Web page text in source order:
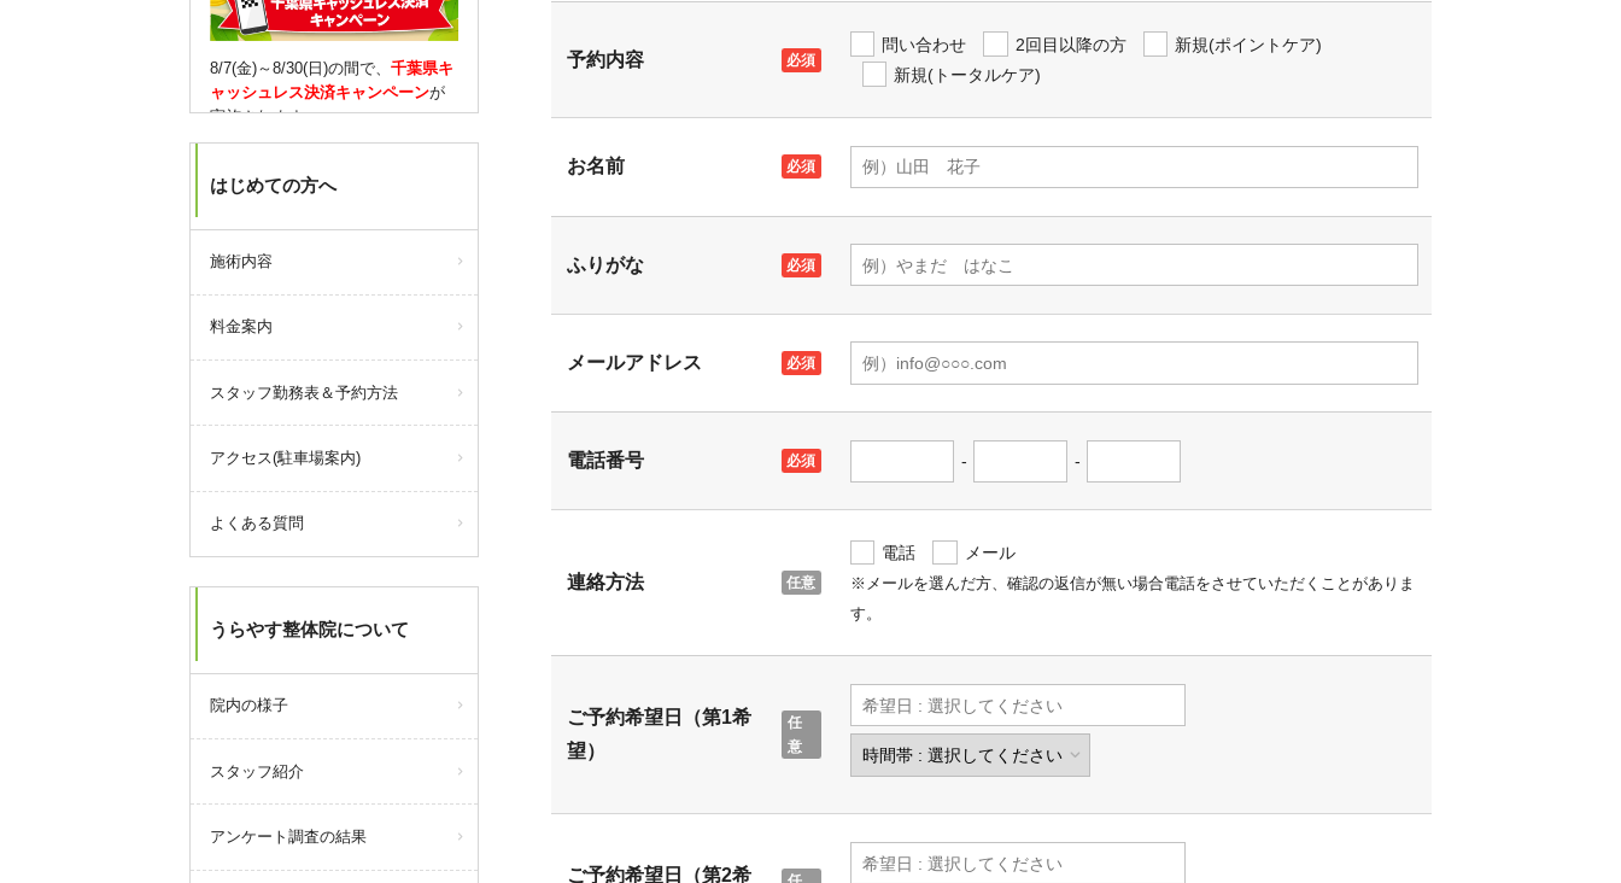
予約内容
問い合わせ 2回目以降の方
新規(ポイントケア)
新規(トータルケア)
お名前
ふりがな
メールアドレス
電話番号 - -
連絡方法
電話 メール
※メールを選んだ方、確認の返信が無い場合電話をさせていただくことがありま
す。
ご予約希望日（第1希
望）
ご予約希望日（第2希
8/7(金)～8/30(日)の間で、 千葉県キ
ャッシュレス決済キャンペーンが
実施されます。
していただくと、10％還元(1決済
もちろん当院での決済も対象で
す。
期間限定で、通常はない
チャージをご用意しました！
30,000円チャージで33,000ポイン
ト付与！（+3,000ポイント）
さらに期間中は、
れるので、一番おすすめです！
query_builder2026年7月09日
【8月の営業について】
8/18(火)
はじめての方へ
施術内容
料金案内
スタッフ勤務表＆予約方法
アクセス(駐車場案内)
よくある質問
うらやす整体院について
院内の様子
スタッフ紹介
アンケート調査の結果